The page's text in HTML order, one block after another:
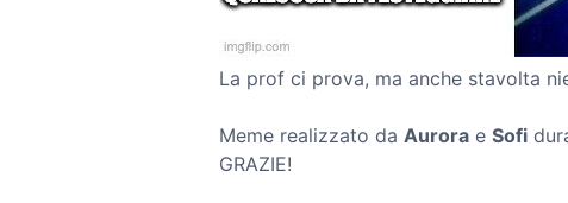
La prof ci prova, ma anche stavolta
Meme realizzato da Aurora e Sofi
GRAZIE!